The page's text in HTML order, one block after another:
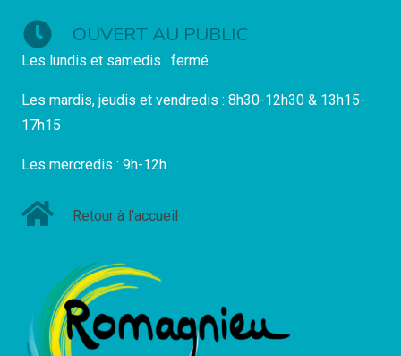
OUVERT AU PUBLIC
Les lundis et samedis : fermé
Les mardis, jeudis et vendredis : 8h30-12h30 & 13h15-
17h15
Les mercredis : 9h-12h
Retour à l’accueil